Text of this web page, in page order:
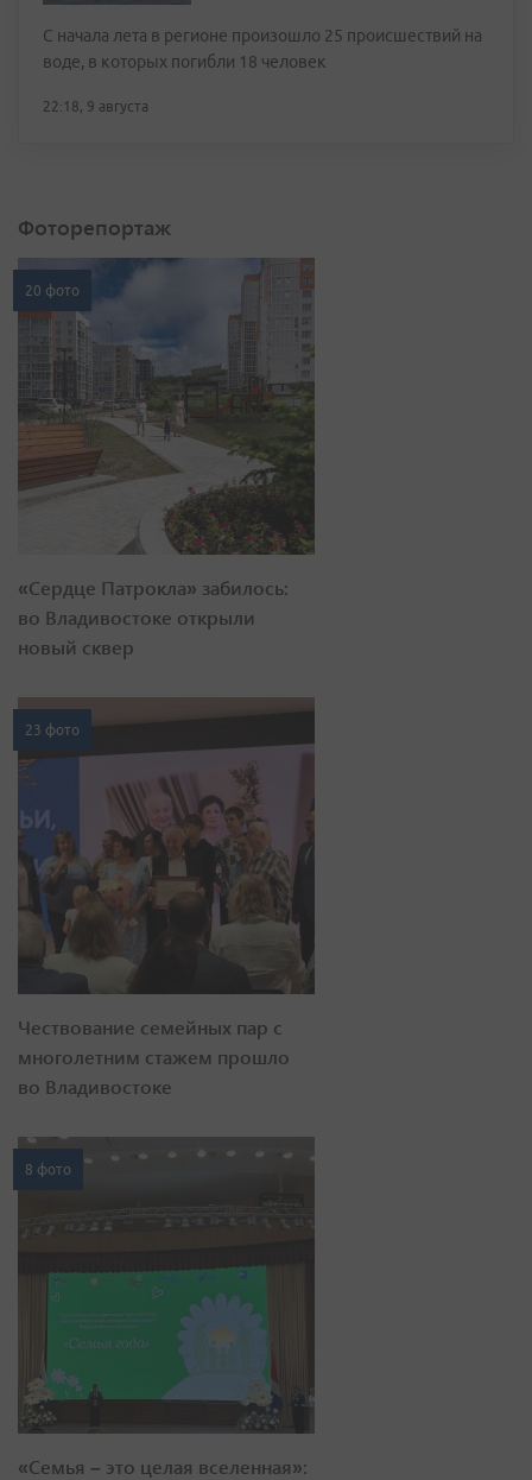
С начала лета в регионе произошло 25 происшествий на
воде, в которых погибли 18 человек
22:18, 9 августа
Фоторепортаж
20 фото
«Сердце Патрокла» забилось:
во Владивостоке открыли
новый сквер
23 фото
Чествование семейных пар с
многолетним стажем прошло
во Владивостоке
8 фото
«Семья – это целая вселенная»: